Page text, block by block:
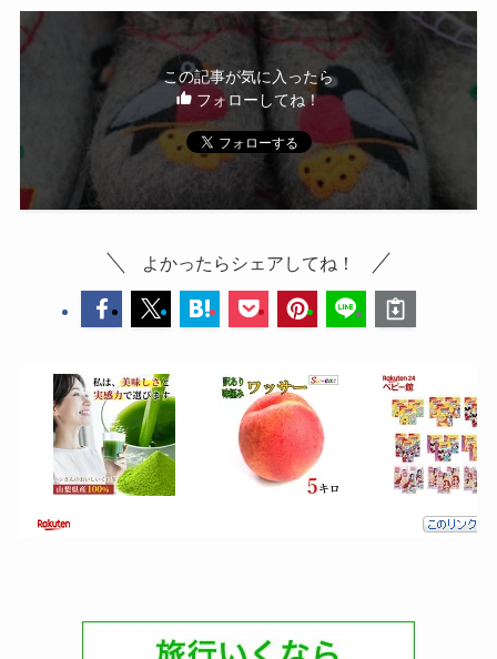
この記事が気に入ったら
フォローしてね！
よかったらシェアしてね！